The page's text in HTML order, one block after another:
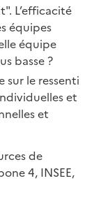
L’efficacité
équipes
équipe
basse ?
sur le ressenti
et
et
de
4, INSEE,